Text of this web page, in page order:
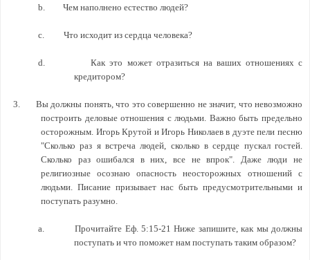
b. Чем наполнено естество людей?
c. Что исходит из сердца человека?
d.
Как это может отразиться на ваших отношениях с
кредитором?
3.
Вы должны понять, что это совершенно не значит, что невозможно
построить деловые отношения с людьми. Важно быть предельно
осторожным. Игорь Крутой и Игорь Николаев в дуэте пели песню
"Сколько раз я встреча людей, сколько в сердце пускал гостей.
Сколько раз ошибался в них, все не впрок". Даже люди не
религиозные осознаю опасность неосторожных отношений с
людьми. Писание призывает нас быть предусмотрительными и
поступать разумно.
a.
Прочитайте Еф. 5:15-21 Ниже запишите, как мы должны
поступать и что поможет нам поступать таким образом?